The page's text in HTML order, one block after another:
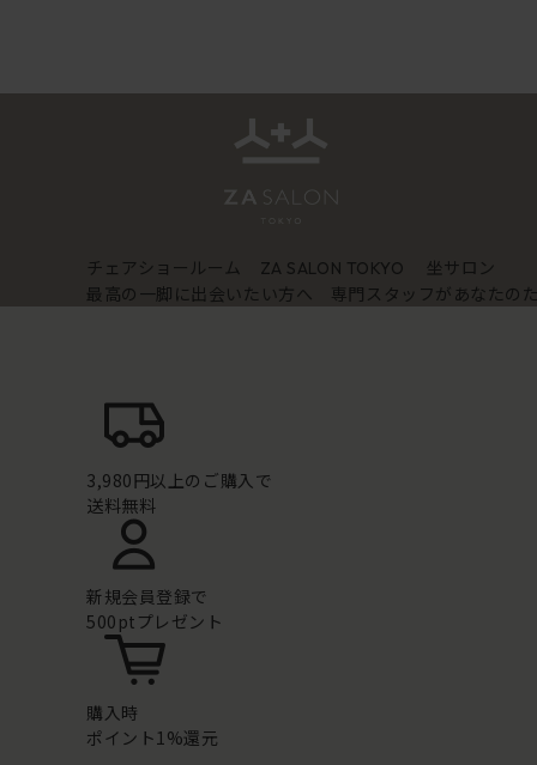
チェアショールーム ZA SALON TOKYO
坐サロン
最高の一脚に出会いたい方へ 専門スタッフがあなたの
3,980円以上のご購入で
送料無料
新規会員登録で
500ptプレゼント
購入時
ポイント1%還元